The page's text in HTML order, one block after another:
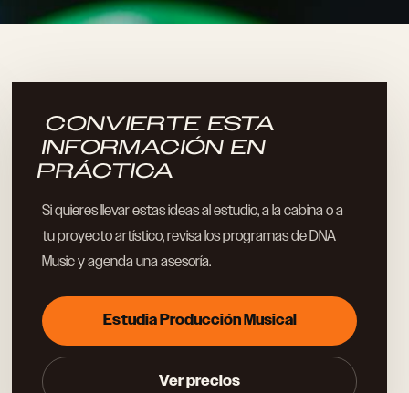
CONVIERTE ESTA
INFORMACIÓN EN
PRÁCTICA
Si quieres llevar estas ideas al estudio, a la cabina o a
tu proyecto artístico, revisa los programas de DNA
Music y agenda una asesoría.
Estudia Producción Musical
Ver precios